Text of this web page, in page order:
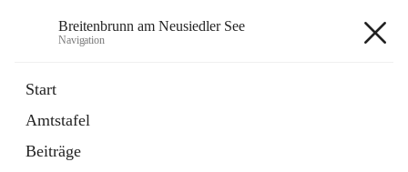
Breitenbrunn am Neusiedler See
Navigation
Start
Amtstafel
Beiträge
18 Schnellzugriffe